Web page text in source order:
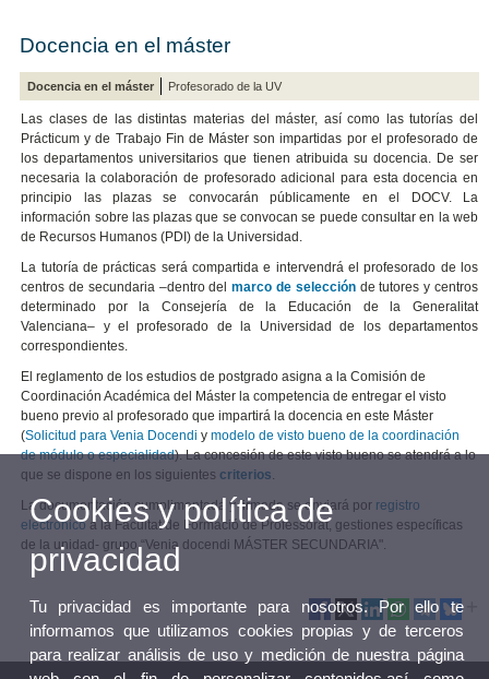
Docencia en el máster
Docencia en el máster Profesorado de la UV
Las clases de las distintas materias del máster, así como las tutorías del
Prácticum y de Trabajo Fin de Máster son impartidas por el profesorado de
los departamentos universitarios que tienen atribuida su docencia. De ser
necesaria la colaboración de profesorado adicional para esta docencia en
principio las plazas se convocarán públicamente en el DOCV. La
información sobre las plazas que se convocan se puede consultar en la web
de Recursos Humanos (PDI) de la Universidad.
La tutoría de prácticas será compartida e intervendrá el profesorado de los
centros de secundaria –dentro delmarco de selecciónde tutores y centros
determinado por la Consejería de la Educación de la Generalitat
Valenciana– y el profesorado de la Universidad de los departamentos
correspondientes.
El reglamento de los estudios de postgrado asigna a la Comisión de
Coordinación Académica del Máster la competencia de entregar el visto
bueno previo al profesorado que impartirá la docencia en este Máster
(Solicitud para Venia Docendi ymodelo de visto bueno de la coordinación
de módulo o especialidad). La concesión de este visto bueno se atendrá a lo
que se dispone en los siguientescriterios.
La documentación cumplimentada y firmada se enviará por registro
electrónicoa la Facultat de Formació de Professorat, gestiones específicas
de la unidad- grupo “Venia docendi MÁSTER SECUNDARIA".
Cookies y política de
privacidad
Tu privacidad es importante para nosotros. Por ello te
informamos que utilizamos cookies propias y de terceros
para realizar análisis de uso y medición de nuestra página